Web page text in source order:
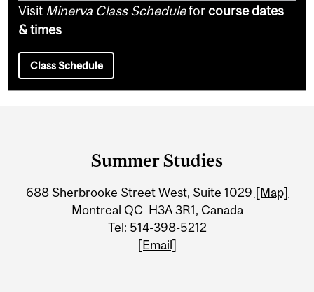
Visit Minerva Class Scheduleforcourse dates
& times
Class Schedule
Information
Summer Studies
688 Sherbrooke Street West, Suite 1029 [Map]
Montreal QC H3A 3R1, Canada
Tel: 514-398-5212
[Email]